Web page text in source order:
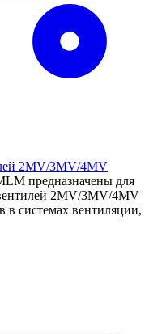
2MV/3MV/4MV
предназначены для
2MV/3MV/4MV
в системах вентиляции,